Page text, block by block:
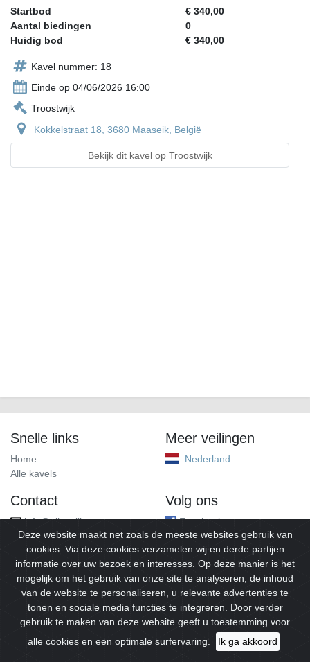
Startbod
€ 340,00
Aantal biedingen
0
Huidig bod
€ 340,00
Kavel nummer: 18
Einde op 04/06/2026 16:00
Troostwijk
Kokkelstraat 18, 3680 Maaseik, België
Bekijk dit kavel op Troostwijk
Snelle links
Home
Alle kavels
Meer veilingen
Nederland
Contact
info@alleveilingen.net
Volg ons
Facebook
© 2026Alleveilingen.Alle rechten voorbehouden.
Deze website maakt net zoals de meeste websites gebruik van
cookies. Via deze cookies verzamelen wij en derde partijen
informatie over uw bezoek en interesses. Op deze manier is het
mogelijk om het gebruik van onze site te analyseren, de inhoud
van de website te personaliseren, u relevante advertenties te
tonen en sociale media functies te integreren. Door verder
gebruik te maken van deze website geeft u toestemming voor
alle cookies en een optimale surfervaring.
Ik ga akkoord